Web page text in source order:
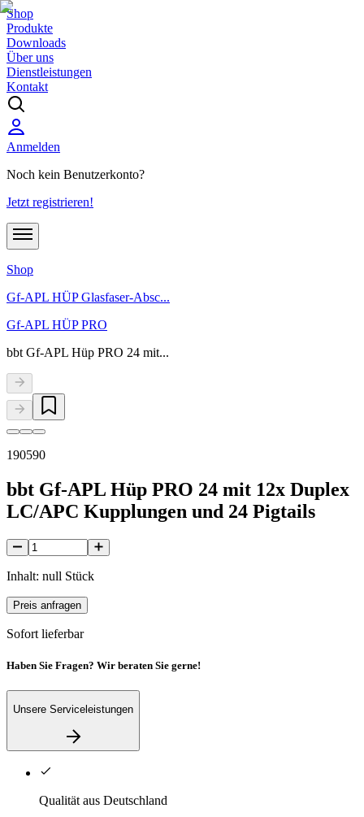
Shop
Produkte
Downloads
Über uns
Dienstleistungen
Kontakt
Anmelden
Noch kein Benutzerkonto?
Jetzt registrieren!
Shop
Gf-APL HÜP Glasfaser-Absc...
Gf-APL HÜP PRO
bbt Gf-APL Hüp PRO 24 mit...
190590
bbt Gf-APL Hüp PRO 24 mit 12x Duplex
LC/APC Kupplungen und 24 Pigtails
Inhalt: null Stück
Preis anfragen
Sofort lieferbar
Haben Sie Fragen? Wir beraten Sie gerne!
Unsere Serviceleistungen
Qualität aus Deutschland